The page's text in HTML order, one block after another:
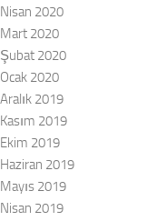
Nisan 2020
Mart 2020
Şubat 2020
Ocak 2020
Aralık 2019
Kasım 2019
Ekim 2019
Haziran 2019
Mayıs 2019
Nisan 2019